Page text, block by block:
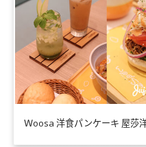
Ｗoosa 洋食パンケーキ 屋莎